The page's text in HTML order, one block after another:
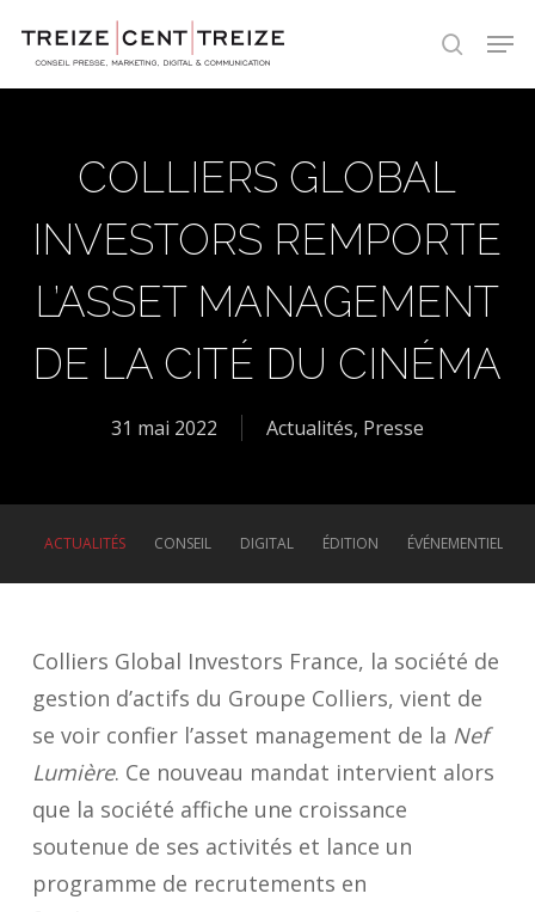
search
COLLIERS GLOBAL
INVESTORS REMPORTE
L’ASSET MANAGEMENT
DE LA CITÉ DU CINÉMA
31 mai 2022 Actualités, Presse
ACTUALITÉS CONSEIL DIGITAL ÉDITION ÉVÉNEMENTIEL
Colliers Global Investors France, la société de
gestion d’actifs du Groupe Colliers, vient de
se voir confier l’asset management de la Nef
Lumière. Ce nouveau mandat intervient alors
que la société affiche une croissance
soutenue de ses activités et lance un
programme de recrutements en